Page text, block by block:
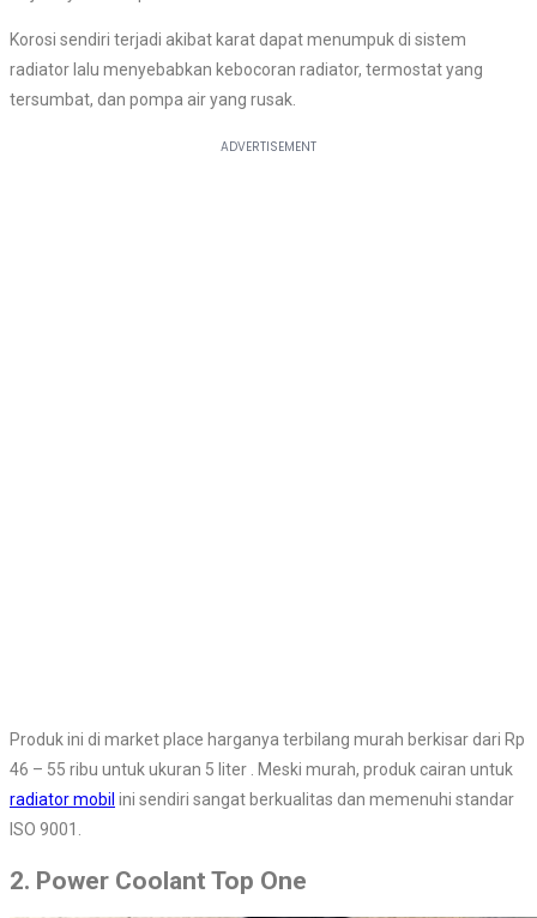
Korosi sendiri terjadi akibat karat dapat menumpuk di sistem
radiator lalu menyebabkan kebocoran radiator, termostat yang
tersumbat, dan pompa air yang rusak.
Produk ini di market place harganya terbilang murah berkisar dari Rp
46 – 55 ribu untuk ukuran 5 liter . Meski murah, produk cairan untuk
radiator mobil ini sendiri sangat berkualitas dan memenuhi standar
ISO 9001.
2. Power Coolant Top One